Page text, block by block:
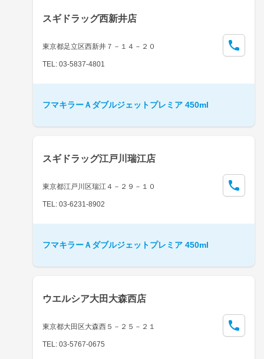
スギドラッグ西新井店
東京都足立区西新井７－１４－２０
TEL: 03-5837-4801
フマキラーＡダブルジェットプレミア 450ml
スギドラッグ江戸川瑞江店
東京都江戸川区瑞江４－２９－１０
TEL: 03-6231-8902
フマキラーＡダブルジェットプレミア 450ml
ウエルシア大田大森西店
東京都大田区大森西５－２５－２１
TEL: 03-5767-0675